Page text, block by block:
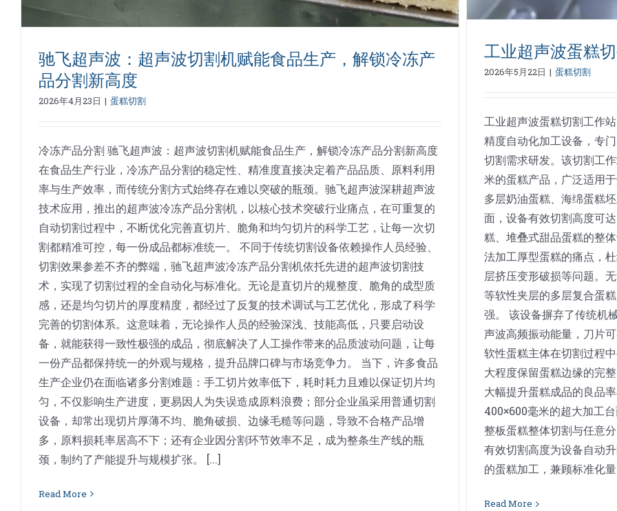
工业超声波蛋糕
2026年5月22日 | 蛋糕切割
工业超声波蛋糕切割工作
精度自动化加工设备，专
切割需求研发。该切割工
米的蛋糕产品，广泛适用
多层奶油蛋糕、海绵蛋糕
面，设备有效切割高度可
糕、堆叠式甜品蛋糕的整
法加工厚型蛋糕的痛点，
层挤压变形破损等问题。
等软性夹层的多层复合蛋
强。 该设备摒弃了传统机
声波高频振动能量，刀片
软性蛋糕主体在切割过程
大程度保留蛋糕边缘的完
大幅提升蛋糕成品的良品
400×600毫米的超大加工
整板蛋糕整体切割与任意
有效切割高度为设备自动
的蛋糕加工，兼顾标准化
Read More
驰飞超声波：超声波切割机赋能食品生产，解锁冷冻产
品分割新高度
2026年4月23日 | 蛋糕切割
冷冻产品分割 驰飞超声波：超声波切割机赋能食品生产，解锁冷冻产品分割新高度
在食品生产行业，冷冻产品分割的稳定性、精准度直接决定着产品品质、原料利用
率与生产效率，而传统分割方式始终存在难以突破的瓶颈。驰飞超声波深耕超声波
技术应用，推出的超声波冷冻产品分割机，以核心技术突破行业痛点，在可重复的
自动切割过程中，不断优化完善直切片、脆角和均匀切片的科学工艺，让每一次切
割都精准可控，每一份成品都标准统一。 不同于传统切割设备依赖操作人员经验、
切割效果参差不齐的弊端，驰飞超声波冷冻产品分割机依托先进的超声波切割技
术，实现了切割过程的全自动化与标准化。无论是直切片的规整度、脆角的成型质
感，还是均匀切片的厚度精度，都经过了反复的技术调试与工艺优化，形成了科学
完善的切割体系。这意味着，无论操作人员的经验深浅、技能高低，只要启动设
备，就能获得一致性极强的成品，彻底解决了人工操作带来的品质波动问题，让每
一份产品都保持统一的外观与规格，提升品牌口碑与市场竞争力。 当下，许多食品
生产企业仍在面临诸多分割难题：手工切片效率低下，耗时耗力且难以保证切片均
匀，不仅影响生产进度，更易因人为失误造成原料浪费；部分企业虽采用普通切割
设备，却常出现切片厚薄不均、脆角破损、边缘毛糙等问题，导致不合格产品增
多，原料损耗率居高不下；还有企业因分割环节效率不足，成为整条生产线的瓶
颈，制约了产能提升与规模扩张。 [...]
Read More